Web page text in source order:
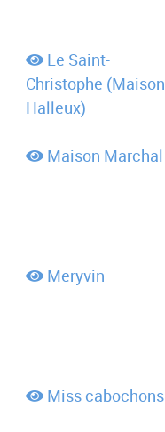
Le Saint-
Christophe (Maison
Halleux)
Maison Marchal
Meryvin
Miss cabochons